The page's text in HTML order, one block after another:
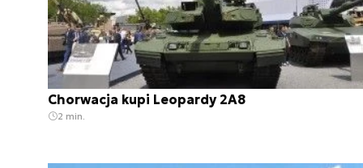
Chorwacja kupi Leopardy 2A8
2 min.